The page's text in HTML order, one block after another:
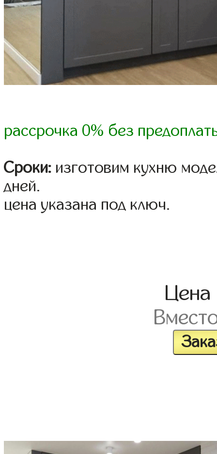
рассрочка 0% без
Сроки: изготовим кухню
дней.
цена указана под ключ.
Цена